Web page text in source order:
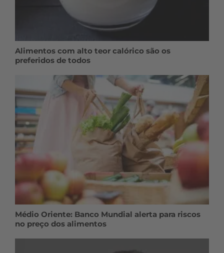
Alimentos com alto teor calórico são os
preferidos de todos
Médio Oriente: Banco Mundial alerta para riscos
no preço dos alimentos